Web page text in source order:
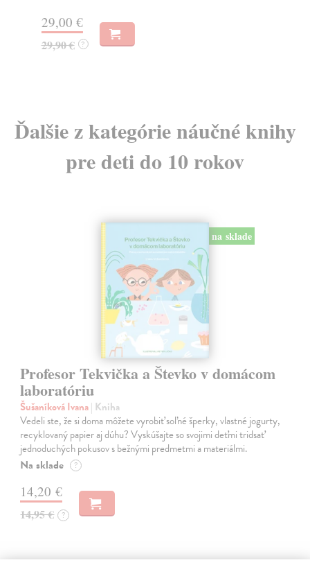
16,50 € ?
Ďalšie z kategórie náučné knihy
pre deti do 10 rokov
na sklade
Profesor Tekvička a Števko v domácom
laboratóriu
Šušaníková Ivana| Kniha
Vedeli ste, že si doma môžete vyrobiť soľné šperky, vlastné jogurty,
recyklovaný papier aj dúhu? Vyskúšajte so svojimi deťmi tridsať
jednoduchých pokusov s bežnými predmetmi a materiálmi.
Na sklade ?
14,20 €
14,95 € ?